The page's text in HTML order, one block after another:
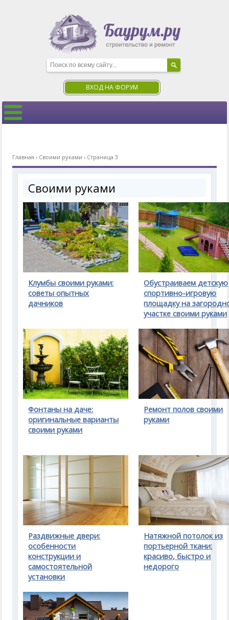
ВХОД НА ФОРУМ
Главная › Своими руками › Страница 3
Своими руками
Клумбы своими руками:
советы опытных
дачников
Обустраиваем детскую
спортивно-игровую
площадку на
участке своими руками
Фонтаны на даче:
оригинальные варианты
своими руками
Ремонт полов своими
руками
Раздвижные двери:
особенности
конструкции и
самостоятельной
установки
Натяжной потолок из
портьерной ткани:
красиво, быстро и
недорого